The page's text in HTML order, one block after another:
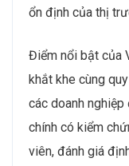
ổn định của thị
Điểm nổi bật của
khắt khe cùng
các doanh
chính có kiểm
viên, đánh giá